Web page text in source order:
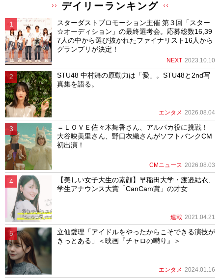
デイリーランキング
スターダストプロモーション主催 第３回「スター
☆オーディション」の最終選考会。応募総数16,39
7人の中から選び抜かれたファイナリスト16人から
グランプリが決定！
NEXT 2023.10.10
STU48 中村舞の原動力は「愛」。STU48と2nd写
真集を語る。
エンタメ 2026.08.04
＝ＬＯＶＥ佐々木舞香さん、アルパカ役に挑戦！
大谷映美里さん、野口衣織さんがソフトバンクCM
初出演！
CMニュース 2026.08.03
【美しい女子大生の素顔】早稲田大学・渡邉結衣、
学生アナウンス大賞「CanCam賞」の才女
連載 2021.04.21
立仙愛理「アイドルをやったからこそできる演技が
きっとある」＜映画『チャロの囀り』＞
エンタメ 2024.01.16